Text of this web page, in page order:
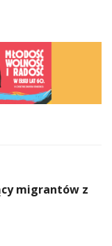
migrantów z